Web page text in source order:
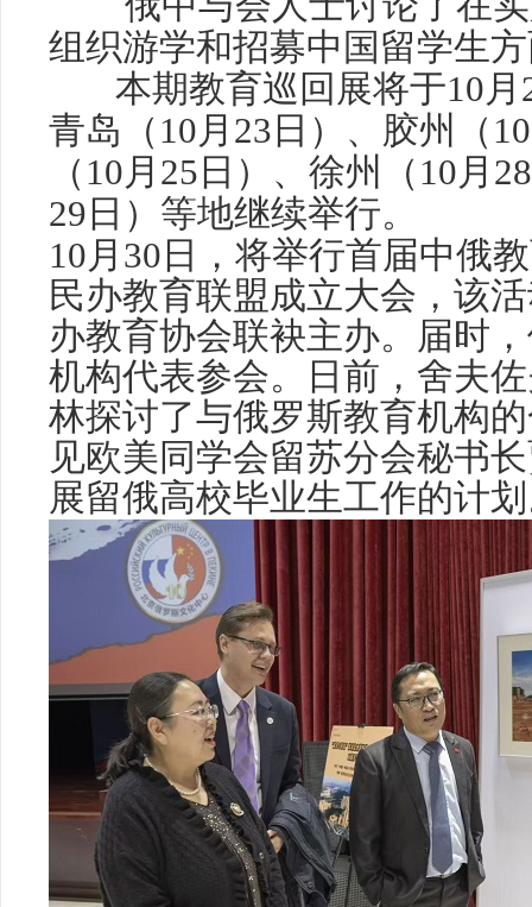
组织游学和招募中国留学生
本期教育巡回展将于10月
青岛（10月23日）、胶州（
（10月25日）、徐州（10月
29日）等地继续举行。
10月30日，将举行首届中俄
民办教育联盟成立大会，该
办教育协会联袂主办。届时
机构代表参会。日前，舍夫
林探讨了与俄罗斯教育机构
见欧美同学会留苏分会秘书
展留俄高校毕业生工作的计